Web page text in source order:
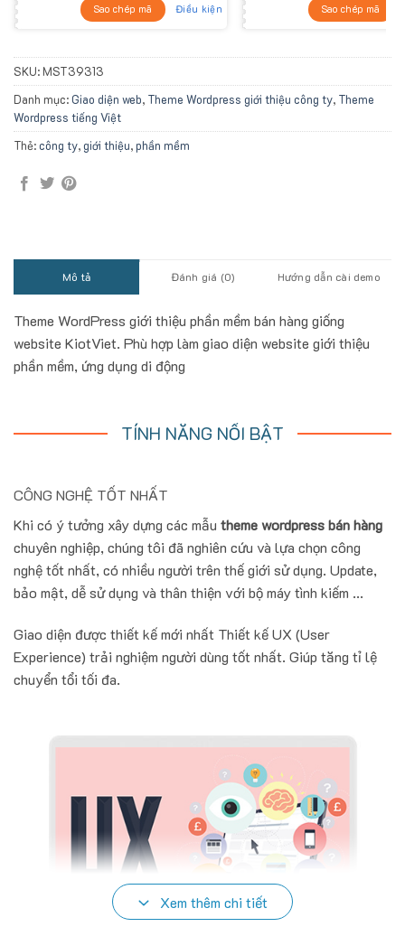
Sao chép mã Điều kiện Sao chép mã
SKU: MST39313
Danh mục:Giao diện web, Theme Wordpress giới thiệu công ty, Theme
Wordpress tiếng Việt
Thẻ:công ty,giới thiệu,phần mềm
Mô tả Đánh giá (0) Hướng dẫn cài demo
Theme WordPress giới thiệu phần mềm bán hàng giống
website KiotViet. Phù hợp làm giao diện website giới thiệu
phần mềm, ứng dụng di động
TÍNH NĂNG NỔI BẬT
CÔNG NGHỆ TỐT NHẤT
Khi có ý tưởng xây dựng các mẫu theme wordpress bán hàng
chuyên nghiệp, chúng tôi đã nghiên cứu và lựa chọn công
nghệ tốt nhất, có nhiều người trên thế giới sử dụng. Update,
bảo mật, dễ sử dụng và thân thiện với bộ máy tình kiếm ...
Giao diện được thiết kế mới nhất Thiết kế UX (User
Experience) trải nghiệm người dùng tốt nhất. Giúp tăng tỉ lệ
chuyển tổi tối đa.
Xem thêm chi tiết